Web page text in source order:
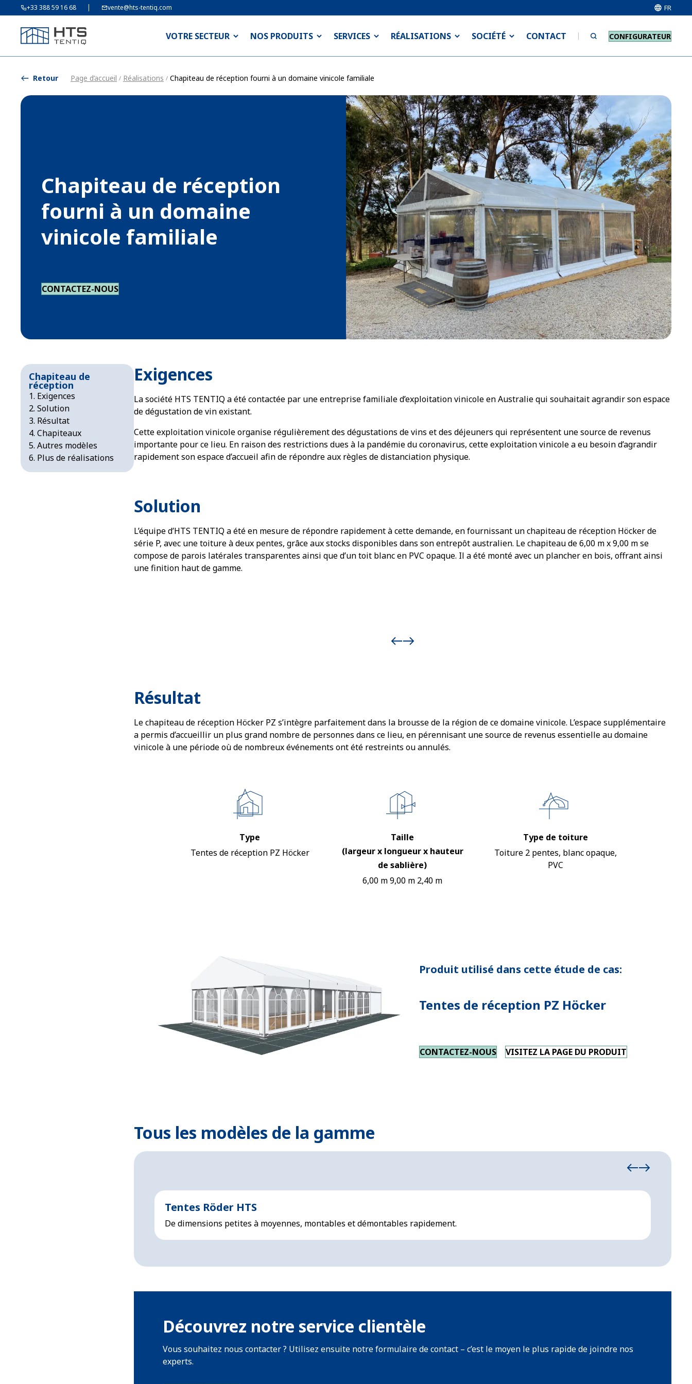
+33 388 59 16 68 vente@hts-tentiq.com FR
VOTRE SECTEUR NOS PRODUITS SERVICES RÉALISATIONS SOCIÉTÉ CONTACT CONFIGURATEUR
Retour Page d’accueil / Réalisations / Chapiteau de réception fourni à un domaine vinicole familiale
Chapiteau de réception
fourni à un domaine
vinicole familiale
CONTACTEZ-NOUS
Chapiteau de
réception
Exigences
Solution
Résultat
Chapiteaux
Autres modèles
Plus de réalisations
Exigences
La société HTS TENTIQ a été contactée par une entreprise familiale d’exploitation vinicole en Australie qui souhaitait agrandir son espace
de dégustation de vin existant.
Cette exploitation vinicole organise régulièrement des dégustations de vins et des déjeuners qui représentent une source de revenus
importante pour ce lieu. En raison des restrictions dues à la pandémie du coronavirus, cette exploitation vinicole a eu besoin d’agrandir
rapidement son espace d’accueil afin de répondre aux règles de distanciation physique.
Solution
L’équipe d’HTS TENTIQ a été en mesure de répondre rapidement à cette demande, en fournissant un chapiteau de réception Höcker de
série P, avec une toiture à deux pentes, grâce aux stocks disponibles dans son entrepôt australien. Le chapiteau de 6,00 m x 9,00 m se
compose de parois latérales transparentes ainsi que d’un toit blanc en PVC opaque. Il a été monté avec un plancher en bois, offrant ainsi
une finition haut de gamme.
Résultat
Le chapiteau de réception Höcker PZ s’intègre parfaitement dans la brousse de la région de ce domaine vinicole. L’espace supplémentaire
a permis d’accueillir un plus grand nombre de personnes dans ce lieu, en pérennisant une source de revenus essentielle au domaine
vinicole à une période où de nombreux événements ont été restreints ou annulés.
Type
Tentes de réception PZ Höcker
Taille
(largeur x longueur x hauteur
de sablière)
6,00 m 9,00 m 2,40 m
Type de toiture
Toiture 2 pentes, blanc opaque,
PVC
Produit utilisé dans cette étude de cas:
Tentes de réception PZ Höcker
CONTACTEZ-NOUS VISITEZ LA PAGE DU PRODUIT
Tous les modèles de la gamme
Tentes Röder HTS
De dimensions petites à moyennes, montables et démontables rapidement.
Découvrez notre service clientèle
Vous souhaitez nous contacter ? Utilisez ensuite notre formulaire de contact – c’est le moyen le plus rapide de joindre nos
experts.